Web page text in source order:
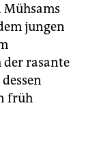
Mühsams
jungen
der rasante
früh